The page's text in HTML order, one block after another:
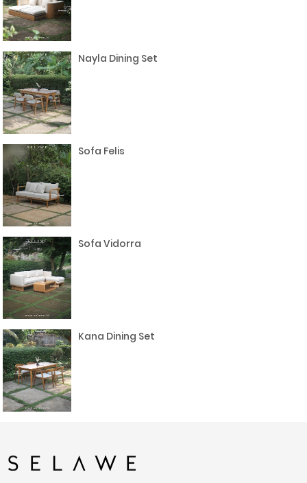
Nayla Dining Set
Sofa Felis
Sofa Vidorra
Kana Dining Set